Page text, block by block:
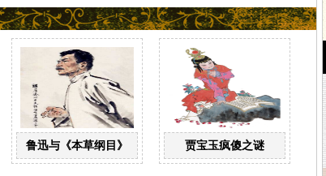
鲁迅与《本草纲目》 贾宝玉疯傻之谜